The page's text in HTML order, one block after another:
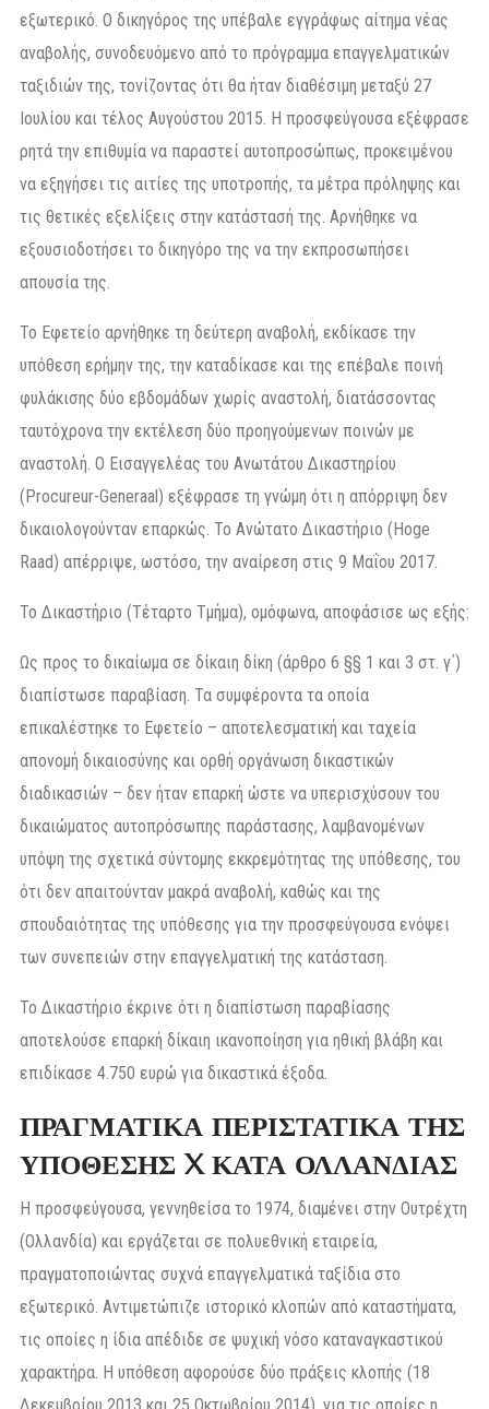
εξωτερικό. Ο δικηγόρος της υπέβαλε εγγράφως αίτημα νέας
αναβολής, συνοδευόμενο από το πρόγραμμα επαγγελματικών
ταξιδιών της, τονίζοντας ότι θα ήταν διαθέσιμη μεταξύ 27
Ιουλίου και τέλος Αυγούστου 2015. Η προσφεύγουσα εξέφρασε
ρητά την επιθυμία να παραστεί αυτοπροσώπως, προκειμένου
να εξηγήσει τις αιτίες της υποτροπής, τα μέτρα πρόληψης και
τις θετικές εξελίξεις στην κατάστασή της. Αρνήθηκε να
εξουσιοδοτήσει το δικηγόρο της να την εκπροσωπήσει
απουσία της.
Το Εφετείο αρνήθηκε τη δεύτερη αναβολή, εκδίκασε την
υπόθεση ερήμην της, την καταδίκασε και της επέβαλε ποινή
φυλάκισης δύο εβδομάδων χωρίς αναστολή, διατάσσοντας
ταυτόχρονα την εκτέλεση δύο προηγούμενων ποινών με
αναστολή. Ο Εισαγγελέας του Ανωτάτου Δικαστηρίου
(Procureur-Generaal) εξέφρασε τη γνώμη ότι η απόρριψη δεν
δικαιολογούνταν επαρκώς. Το Ανώτατο Δικαστήριο (Hoge
Raad) απέρριψε, ωστόσο, την αναίρεση στις 9 Μαΐου 2017.
Το Δικαστήριο (Τέταρτο Τμήμα), ομόφωνα, αποφάσισε ως εξής:
Ως προς το δικαίωμα σε δίκαιη δίκη (άρθρο 6 §§ 1 και 3 στ. γ΄)
διαπίστωσε παραβίαση. Τα συμφέροντα τα οποία
επικαλέστηκε το Εφετείο – αποτελεσματική και ταχεία
απονομή δικαιοσύνης και ορθή οργάνωση δικαστικών
διαδικασιών – δεν ήταν επαρκή ώστε να υπερισχύσουν του
δικαιώματος αυτοπρόσωπης παράστασης, λαμβανομένων
υπόψη της σχετικά σύντομης εκκρεμότητας της υπόθεσης, του
ότι δεν απαιτούνταν μακρά αναβολή, καθώς και της
σπουδαιότητας της υπόθεσης για την προσφεύγουσα ενόψει
των συνεπειών στην επαγγελματική της κατάσταση.
Το Δικαστήριο έκρινε ότι η διαπίστωση παραβίασης
αποτελούσε επαρκή δίκαιη ικανοποίηση για ηθική βλάβη και
επιδίκασε 4.750 ευρώ για δικαστικά έξοδα.
ΠΡΑΓΜΑΤΙΚΑ ΠΕΡΙΣΤΑΤΙΚΑ ΤΗΣ
ΥΠΟΘΕΣΗΣ X ΚΑΤΑ ΟΛΛΑΝΔΙΑΣ
Η προσφεύγουσα, γεννηθείσα το 1974, διαμένει στην Ουτρέχτη
(Ολλανδία) και εργάζεται σε πολυεθνική εταιρεία,
πραγματοποιώντας συχνά επαγγελματικά ταξίδια στο
εξωτερικό. Αντιμετώπιζε ιστορικό κλοπών από καταστήματα,
τις οποίες η ίδια απέδιδε σε ψυχική νόσο καταναγκαστικού
χαρακτήρα. Η υπόθεση αφορούσε δύο πράξεις κλοπής (18